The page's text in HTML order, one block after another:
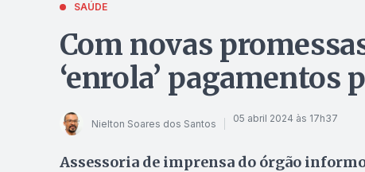
SAÚDE
Com novas
‘enrola’ pagamentos
Nielton Soares dos Santos 05 abril 2024 às 17h37
Assessoria de imprensa do órgão